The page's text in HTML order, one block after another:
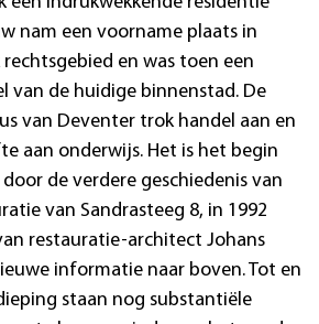
nam een voorname plaats in
en was toen een
van de huidige binnenstad. De
van Deventer trok handel aan en
aan onderwijs. Het is het begin
de verdere geschiedenis van
van Sandrasteeg 8, in 1992
restauratie-architect Johans
informatie naar boven. Tot en
staan nog substantiële